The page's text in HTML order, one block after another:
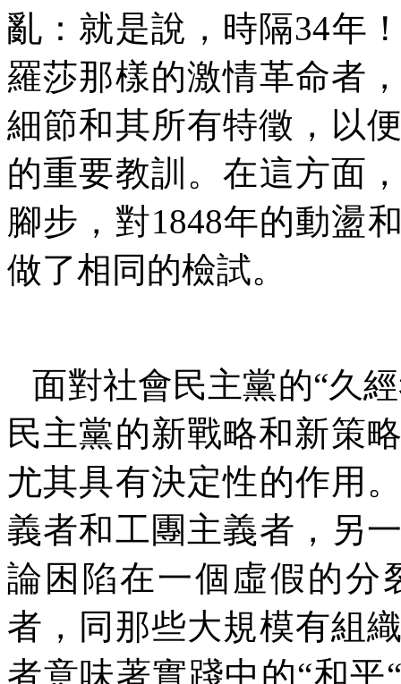
亂：就是說，時隔34年
羅莎那樣的激情革命者
細節和其所有特徵，以
的重要教訓。在這方面
腳步，對1848年的動盪
做了相同的檢試。
面對社會民主黨的“久
民主黨的新戰略和新策
尤其具有決定性的作用
義者和工團主義者，另
論困陷在一個虛假的分
者，同那些大規模有組
者意味著實踐中的“和平“